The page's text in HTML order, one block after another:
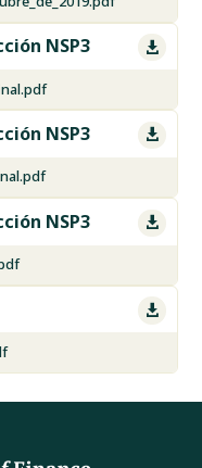

NSP3

NSP3

NSP3
